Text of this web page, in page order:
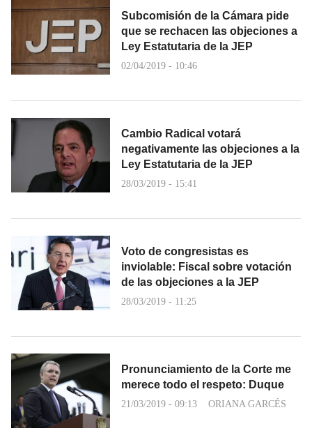
Subcomisión de la Cámara pide
que se rechacen las objeciones a
Ley Estatutaria de la JEP
02/04/2019 - 10:46
Cambio Radical votará
negativamente las objeciones a la
Ley Estatutaria de la JEP
28/03/2019 - 15:41
Voto de congresistas es
inviolable: Fiscal sobre votación
de las objeciones a la JEP
28/03/2019 - 11:25
Pronunciamiento de la Corte me
merece todo el respeto: Duque
21/03/2019 - 09:13 ORIANA GARCÉS